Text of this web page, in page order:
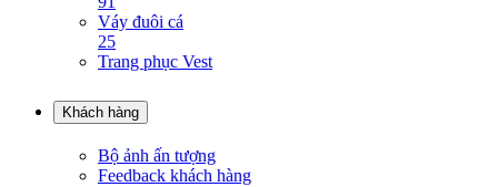
Váy đuôi cá
25
Trang phục Vest
Khách hàng
Bộ ảnh ấn tượng
Feedback khách hàng